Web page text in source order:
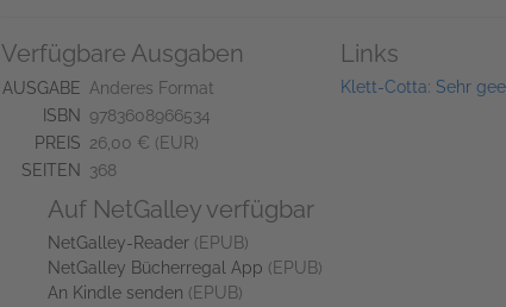
Verfügbare Ausgaben
AUSGABE Anderes Format
ISBN
9783608966534
PREIS 26,00 € (EUR)
SEITEN
368
Links
Klett-Cotta: Sehr
Auf NetGalley verfügbar
NetGalley-Reader (EPUB)
NetGalley Bücherregal App (EPUB)
An Kindle senden (EPUB)